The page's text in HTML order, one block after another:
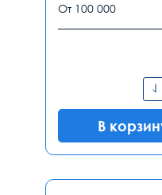
От 100 000
В